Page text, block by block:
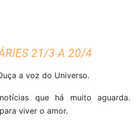
21/3 A 20/4
a voz do Universo.
que há muito aguarda.
viver o amor.